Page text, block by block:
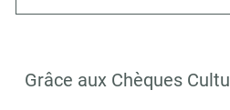
Grâce aux Chèques